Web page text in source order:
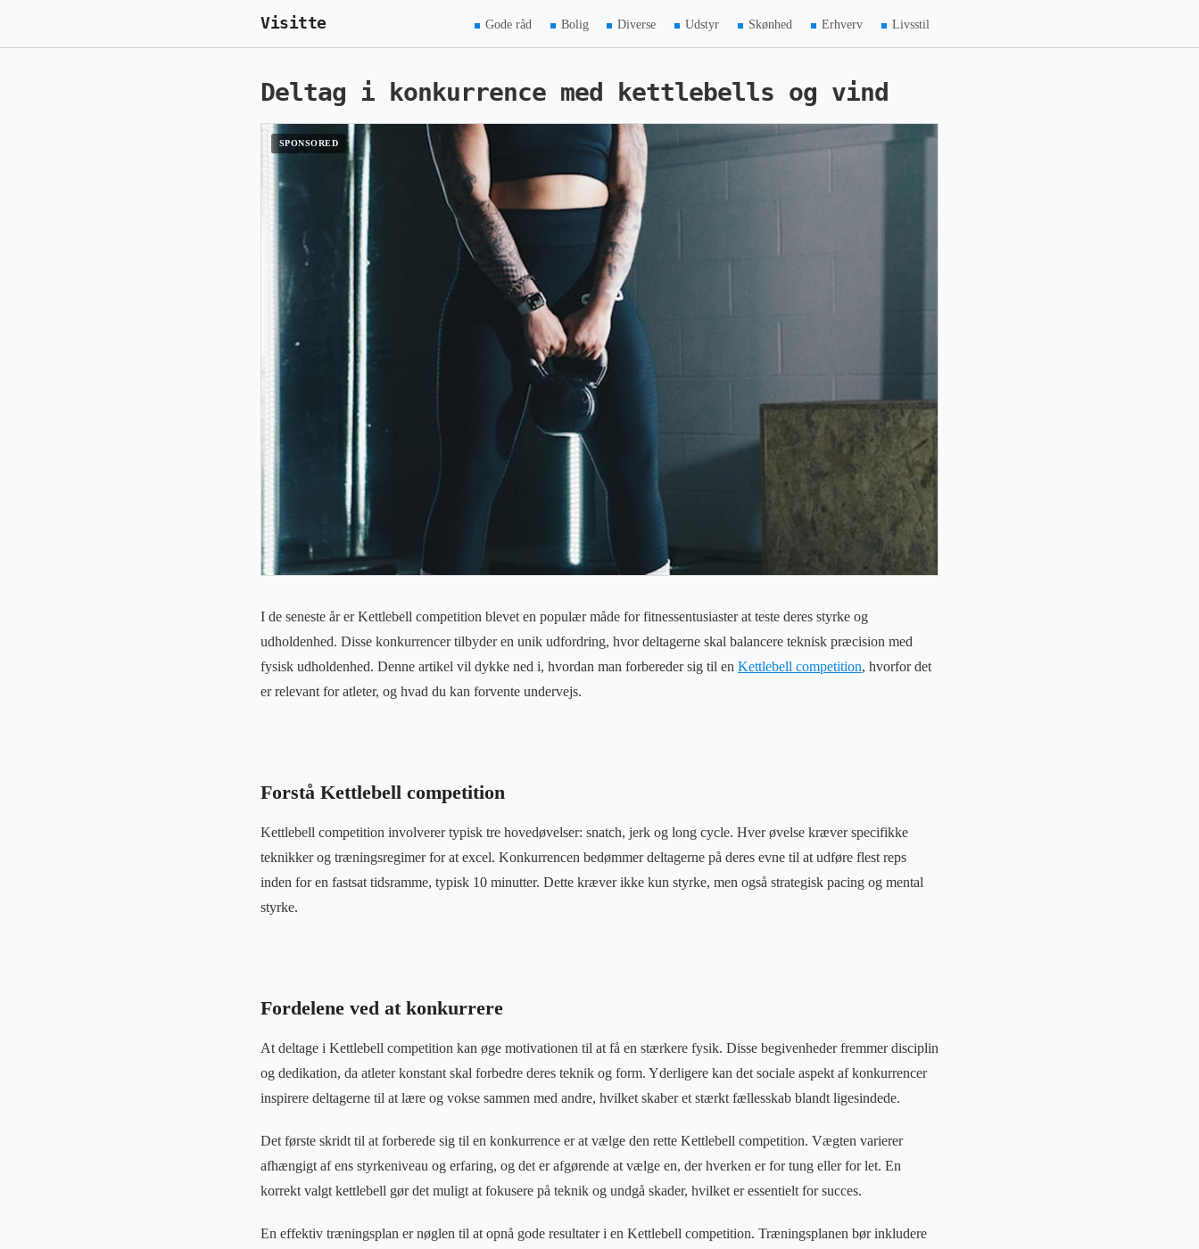
Visitte Gode råd Bolig Diverse Udstyr Skønhed Erhverv Livsstil
Deltag i konkurrence med kettlebells og vind
I de seneste år er Kettlebell competition blevet en populær måde for fitnessentusiaster at teste deres styrke og
udholdenhed. Disse konkurrencer tilbyder en unik udfordring, hvor deltagerne skal balancere teknisk præcision med
fysisk udholdenhed. Denne artikel vil dykke ned i, hvordan man forbereder sig til en Kettlebell competition, hvorfor det
er relevant for atleter, og hvad du kan forvente undervejs.
Forstå Kettlebell competition
Kettlebell competition involverer typisk tre hovedøvelser: snatch, jerk og long cycle. Hver øvelse kræver specifikke
teknikker og træningsregimer for at excel. Konkurrencen bedømmer deltagerne på deres evne til at udføre flest reps
inden for en fastsat tidsramme, typisk 10 minutter. Dette kræver ikke kun styrke, men også strategisk pacing og mental
styrke.
Fordelene ved at konkurrere
At deltage i Kettlebell competition kan øge motivationen til at få en stærkere fysik. Disse begivenheder fremmer disciplin
og dedikation, da atleter konstant skal forbedre deres teknik og form. Yderligere kan det sociale aspekt af konkurrencer
inspirere deltagerne til at lære og vokse sammen med andre, hvilket skaber et stærkt fællesskab blandt ligesindede.
Det første skridt til at forberede sig til en konkurrence er at vælge den rette Kettlebell competition. Vægten varierer
afhængigt af ens styrkeniveau og erfaring, og det er afgørende at vælge en, der hverken er for tung eller for let. En
korrekt valgt kettlebell gør det muligt at fokusere på teknik og undgå skader, hvilket er essentielt for succes.
En effektiv træningsplan er nøglen til at opnå gode resultater i en Kettlebell competition. Træningsplanen bør inkludere